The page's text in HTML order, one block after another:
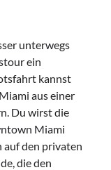
unterwegs
ein
kannst
aus einer
Du wirst die
Miami
auf den privaten
die den